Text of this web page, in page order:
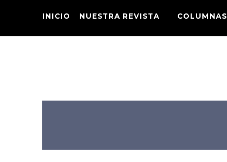
INICIO NUESTRA REVISTA COLUMNAS